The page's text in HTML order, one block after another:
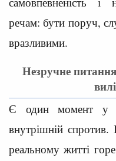
речам: бути поруч,
вразливими.
Незручне
Є один момент у
внутрішній
реальному житті